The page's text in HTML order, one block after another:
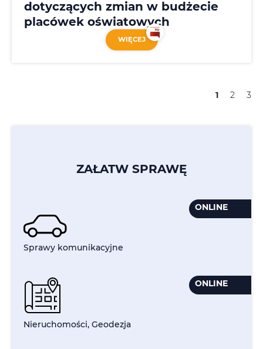
dotyczących zmian w budżecie
placówek oświatowych
WIĘCEJ
1 2 3
ZAŁATW SPRAWĘ
ONLINE
Sprawy komunikacyjne
ONLINE
Nieruchomości, Geodezja